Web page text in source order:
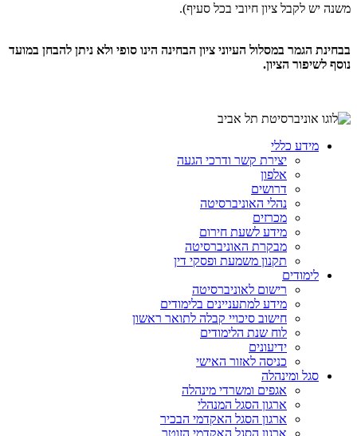
משנה יש לקבל ציון חיובי בכל סעיף).
בבחינת הגמר במסלול העיוני ציון הבחינה הינו סופי ולא ניתן להבחן במועד
נוסף לשיפור הציון.
מידע כללי
יצירת קשר ודרכי הגעה
אלפון
דרושים
נהלי האוניברסיטה
מכרזים
מידע לשעת חירום
מבקרת האוניברסיטה
תקנון משמעת ופסקי דין
לימודים
רישום לאוניברסיטה
מידע למתעניינים בלימודים
חישוב סיכויי קבלה לתואר ראשון
לוח שנת הלימודים
ידיעונים
כניסה לאזור האישי
סגל ומינהלה
אגפים ומשרדי מינהלה
ארגון הסגל המנהלי
ארגון הסגל האקדמי הבכיר
ארגון הסגל האקדמי הזוטר